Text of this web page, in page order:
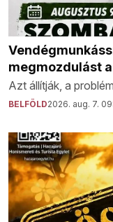
megmozdulást
Azt állítják, a
BELFÖLD2026. aug. 7.